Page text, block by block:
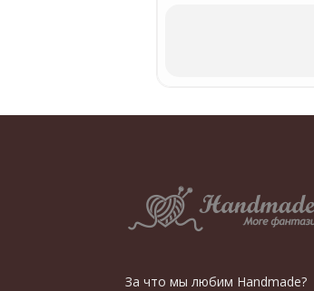
За что мы любим Handmade?